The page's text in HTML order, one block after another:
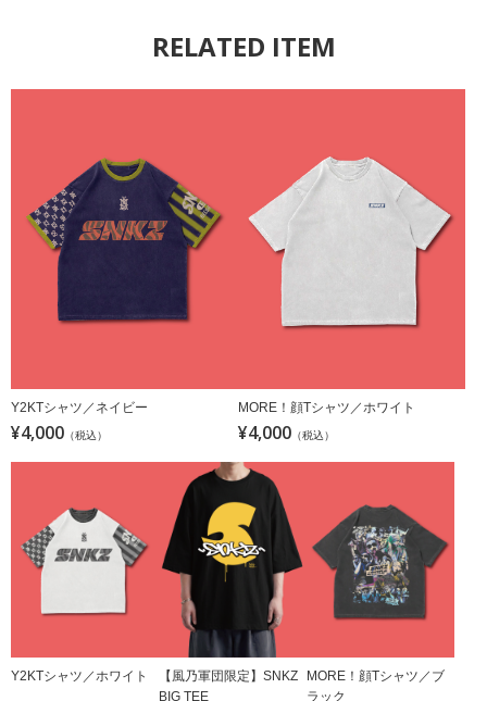
RELATED ITEM
Y2KTシャツ／ネイビー
¥4,000 （税込）
MORE！顔Tシャツ／ホワイト
¥4,000 （税込）
Y2KTシャツ／ホワイト
【風乃軍団限定】SNKZ
BIG TEE
MORE！顔Tシャツ／ブ
ラック